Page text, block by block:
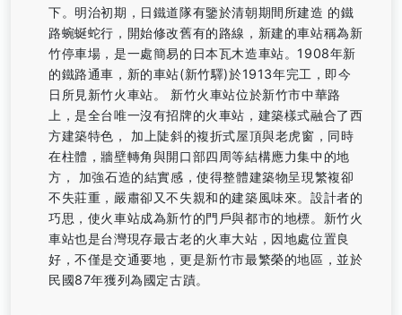
下。明治初期，日鐵道隊有鑒於清朝期間所建造 的鐵
路蜿蜒蛇行，開始修改舊有的路線，新建的車站稱為新
竹停車場，是一處簡易的日本瓦木造車站。1908年新
的鐵路通車，新的車站(新竹驛)於1913年完工，即今
日所見新竹火車站。 新竹火車站位於新竹市中華路
上，是全台唯一沒有招牌的火車站，建築樣式融合了西
方建築特色， 加上陡斜的複折式屋頂與老虎窗，同時
在柱體，牆壁轉角與開口部四周等結構應力集中的地
方， 加強石造的結實感，使得整體建築物呈現繁複卻
不失莊重，嚴肅卻又不失親和的建築風味來。設計者的
巧思，使火車站成為新竹的門戶與都市的地標。新竹火
車站也是台灣現存最古老的火車大站，因地處位置良
好，不僅是交通要地，更是新竹市最繁榮的地區，並於
民國87年獲列為國定古蹟。